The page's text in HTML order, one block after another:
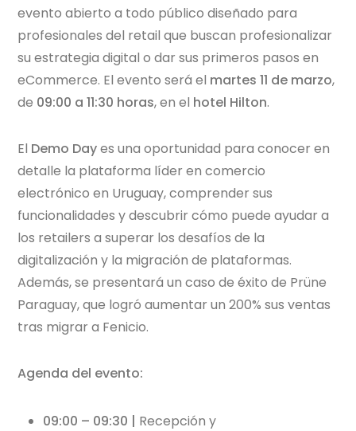
evento abierto a todo público diseñado para
profesionales del retail que buscan profesionalizar
su estrategia digital o dar sus primeros pasos en
eCommerce. El evento será el martes 11 de marzo,
de 09:00 a 11:30 horas, en el hotel Hilton.
El Demo Dayes una oportunidad para conocer en
detalle la plataforma líder en comercio
electrónico en Uruguay, comprender sus
funcionalidades y descubrir cómo puede ayudar a
los retailers a superar los desafíos de la
digitalización y la migración de plataformas.
Además, se presentará un caso de éxito de Prüne
Paraguay, que logró aumentar un 200% sus ventas
tras migrar a Fenicio.
Agenda del evento:
09:00 – 09:30 | Recepción y